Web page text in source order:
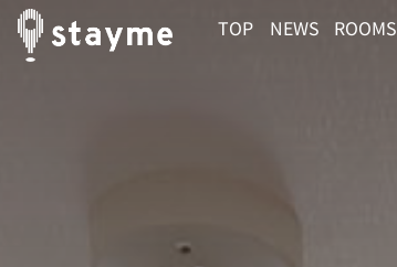
TOP NEWS ROOMS